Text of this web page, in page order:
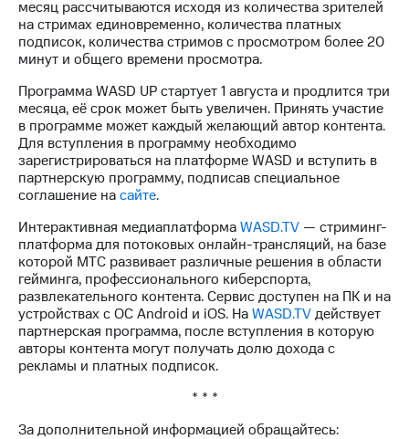
Корпоративный
секретарь
Раскрытие
Информация
акционерам
Документы
ПАО
"МТС"
Собрания
акционеров
кабинет
акционера
Акционерный
капитал
Контроль
и
аудит
Рынок
акций
Программа
месяц рассчитываются исходя из количества зрителей
на стримах единовременно, количества платных
подписок, количества стримов с просмотром более 20
минут и общего времени просмотра.
Программа WASD UP стартует 1 августа и продлится три
месяца, её срок может быть увеличен. Принять участие
в программе может каждый желающий автор контента.
Для вступления в программу необходимо
зарегистрироваться на платформе WASD и вступить в
партнерскую программу, подписав специальное
соглашение насайте.
Интерактивная медиаплатформаWASD.TV — стриминг-
платформа для потоковых онлайн-трансляций, на базе
которой МТС развивает различные решения в области
гейминга, профессионального киберспорта,
развлекательного контента. Сервис доступен на ПК и на
устройствах с ОС Android и iOS. НаWASD.TVдействует
партнерская программа, после вступления в которую
авторы контента могут получать долю дохода с
рекламы и платных подписок.
* * *
За дополнительной информацией обращайтесь: